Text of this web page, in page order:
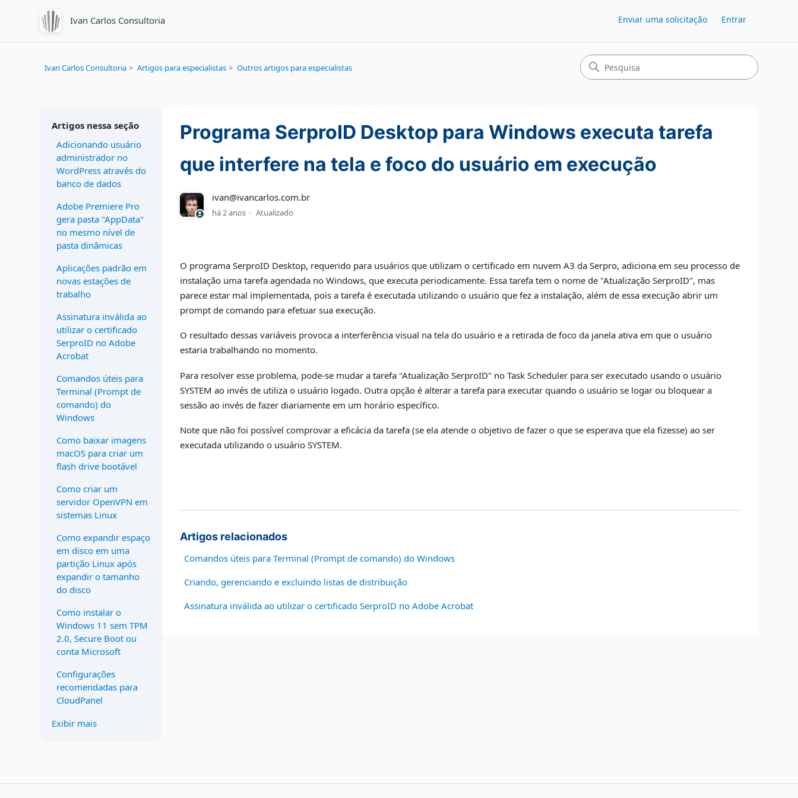
Ivan Carlos Consultoria Enviar uma solicitação Entrar
Ivan Carlos Consultoria Artigos para especialistas Outros artigos para especialistas
Artigos nessa seção
Adicionando usuário
administrador no
WordPress através do
banco de dados
Adobe Premiere Pro
gera pasta "AppData"
no mesmo nível de
pasta dinâmicas
Aplicações padrão em
novas estações de
trabalho
Assinatura inválida ao
utilizar o certificado
SerproID no Adobe
Acrobat
Comandos úteis para
Terminal (Prompt de
comando) do
Windows
Como baixar imagens
macOS para criar um
flash drive bootável
Como criar um
servidor OpenVPN em
sistemas Linux
Como expandir espaço
em disco em uma
partição Linux após
expandir o tamanho
do disco
Como instalar o
Windows 11 sem TPM
2.0, Secure Boot ou
conta Microsoft
Configurações
recomendadas para
CloudPanel
Exibir mais
Programa SerproID Desktop para Windows executa tarefa
que interfere na tela e foco do usuário em execução
ivan@ivancarlos.com.br
há 2 anos Atualizado
O programa SerproID Desktop, requerido para usuários que utilizam o certificado em nuvem A3 da Serpro, adiciona em seu processo de
instalação uma tarefa agendada no Windows, que executa periodicamente. Essa tarefa tem o nome de "Atualização SerproID", mas
parece estar mal implementada, pois a tarefa é executada utilizando o usuário que fez a instalação, além de essa execução abrir um
prompt de comando para efetuar sua execução.
O resultado dessas variáveis provoca a interferência visual na tela do usuário e a retirada de foco da janela ativa em que o usuário
estaria trabalhando no momento.
Para resolver esse problema, pode-se mudar a tarefa "Atualização SerproID" no Task Scheduler para ser executado usando o usuário
SYSTEM ao invés de utiliza o usuário logado. Outra opção é alterar a tarefa para executar quando o usuário se logar ou bloquear a
sessão ao invés de fazer diariamente em um horário específico.
Note que não foi possível comprovar a eficácia da tarefa (se ela atende o objetivo de fazer o que se esperava que ela fizesse) ao ser
executada utilizando o usuário SYSTEM.
Artigos relacionados
Comandos úteis para Terminal (Prompt de comando) do Windows
Criando, gerenciando e excluindo listas de distribuição
Assinatura inválida ao utilizar o certificado SerproID no Adobe Acrobat